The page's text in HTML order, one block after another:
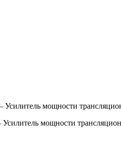
Усилитель мощности
Усилитель мощности